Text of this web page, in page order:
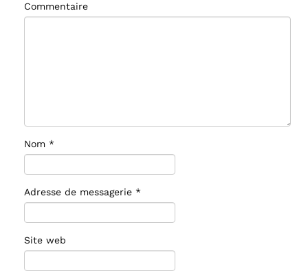
Commentaire
Nom *
Adresse de messagerie *
Site web